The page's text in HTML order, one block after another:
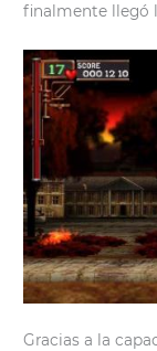
finalmente llegó
Gracias a la